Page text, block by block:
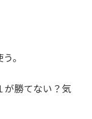
。
が勝てない？気